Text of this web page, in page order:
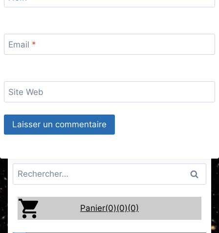
Email *
Site Web
Rechercher :
Panier(0)(0)(0)